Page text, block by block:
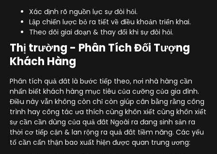
Xác định rõ nguồn lực sự đòi hỏi.
Lập chiến lược bỏ ra tiết về điều khoản triển khai.
Theo dõi giai đoạn & thay đổi khi sự đòi hỏi.
Thị trường - Phân Tích Đối Tượng
Khách Hàng
Phân tích quả đât là bước tiếp theo, nơi nhà hàng cần
nhấn biết khách hàng mục tiêu của cưỡng của gia đình.
Điều này vẫn không còn chỉ còn giúp cân bằng rằng công
trình hay công tác ưa thích cùng khôn xiết cùng khôn xiết
sự cần cần dùng của quả đât Ngoài ra đang sinh sản ra
thời cơ tiếp cận & lan rộng ra quả đât tiềm năng. Các yếu
tố cần cẩn thận bao xuất hiện được quan trung ương: